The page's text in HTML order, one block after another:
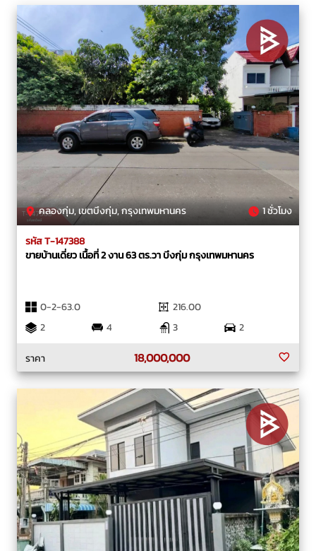
คลองกุ่ม, เขตบึงกุ่ม, กรุงเทพมหานคร 1 ชั่วโมง
รหัส T-147388
ขายบ้านเดี่ยว เนื้อที่ 2 งาน 63 ตร.วา บึงกุ่ม กรุงเทพมหานคร
0-2-63.0
216.00
2
4 3
2
ราคา
18,000,000